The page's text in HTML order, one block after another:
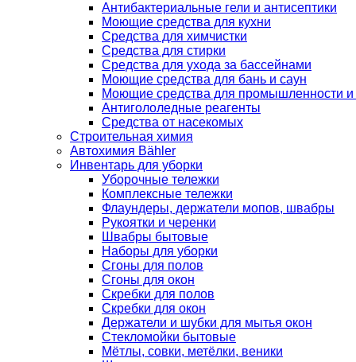
Антибактериальные гели и антисептики
Моющие средства для кухни
Средства для химчистки
Средства для стирки
Средства для ухода за бассейнами
Моющие средства для бань и саун
Моющие средства для промышленности и
Антигололедные реагенты
Средства от насекомых
Строительная химия
Автохимия Bähler
Инвентарь для уборки
Уборочные тележки
Комплексные тележки
Флаундеры, держатели мопов, швабры
Рукоятки и черенки
Швабры бытовые
Наборы для уборки
Сгоны для полов
Сгоны для окон
Скребки для полов
Скребки для окон
Держатели и шубки для мытья окон
Стекломойки бытовые
Мётлы, совки, метёлки, веники